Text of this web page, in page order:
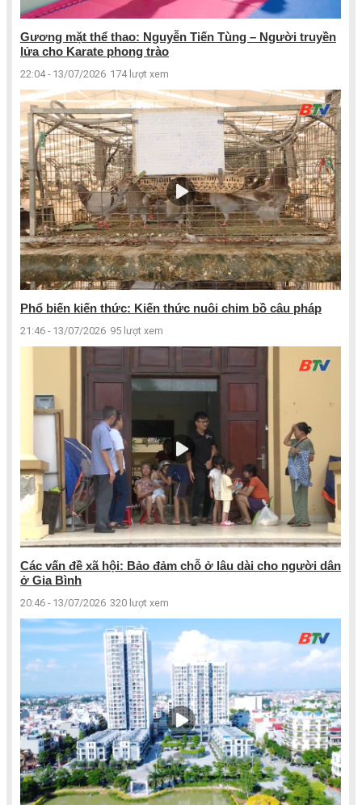
Gương mặt thể thao: Nguyễn Tiến Tùng – Người truyền
lửa cho Karate phong trào
22:04 - 13/07/2026 174 lượt xem
Phổ biến kiến thức: Kiến thức nuôi chim bồ câu pháp
21:46 - 13/07/2026 95 lượt xem
Các vấn đề xã hội: Bảo đảm chỗ ở lâu dài cho người dân
ở Gia Bình
20:46 - 13/07/2026 320 lượt xem